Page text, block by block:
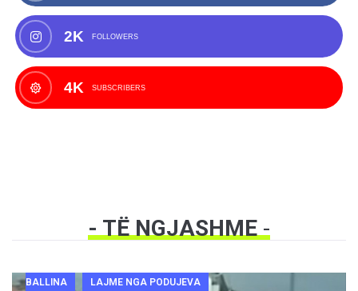
2K FOLLOWERS
4K SUBSCRIBERS
- TË NGJASHME-
BALLINA LAJME NGA PODUJEVA